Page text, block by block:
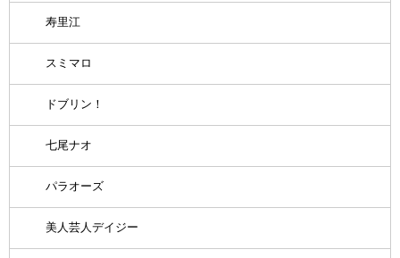
寿里江
スミマロ
ドブリン！
七尾ナオ
パラオーズ
美人芸人デイジー